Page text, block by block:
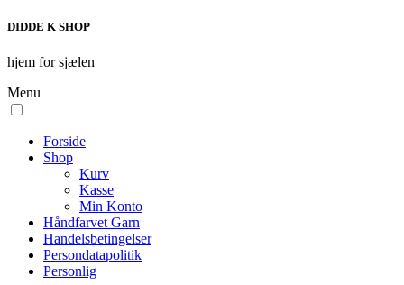
DIDDE K SHOP
hjem for sjælen
Menu
Forside
Shop
Kurv
Kasse
Min Konto
Håndfarvet Garn
Handelsbetingelser
Persondatapolitik
Personlig